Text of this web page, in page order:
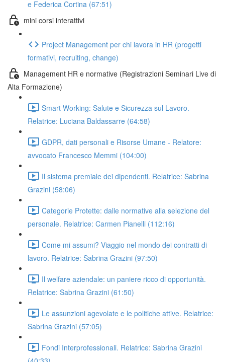
e Federica Cortina (67:51)
mini corsi interattivi
Project Management per chi lavora in HR (progetti
formativi, recruiting, change)
Management HR e normative (Registrazioni Seminari Live di
Alta Formazione)
Smart Working: Salute e Sicurezza sul Lavoro.
Relatrice: Luciana Baldassarre (64:58)
GDPR, dati personali e Risorse Umane - Relatore:
avvocato Francesco Memmi (104:00)
Il sistema premiale dei dipendenti. Relatrice: Sabrina
Grazini (58:06)
Categorie Protette: dalle normative alla selezione del
personale. Relatrice: Carmen Pianelli (112:16)
Come mi assumi? Viaggio nel mondo dei contratti di
lavoro. Relatrice: Sabrina Grazini (97:50)
Il welfare aziendale: un paniere ricco di opportunità.
Relatrice: Sabrina Grazini (61:50)
Le assunzioni agevolate e le politiche attive. Relatrice:
Sabrina Grazini (57:05)
Fondi Interprofessionali. Relatrice: Sabrina Grazini